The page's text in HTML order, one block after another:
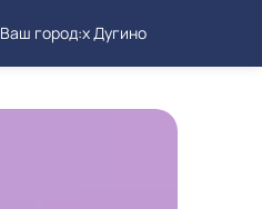
Ваш город:х Дугино